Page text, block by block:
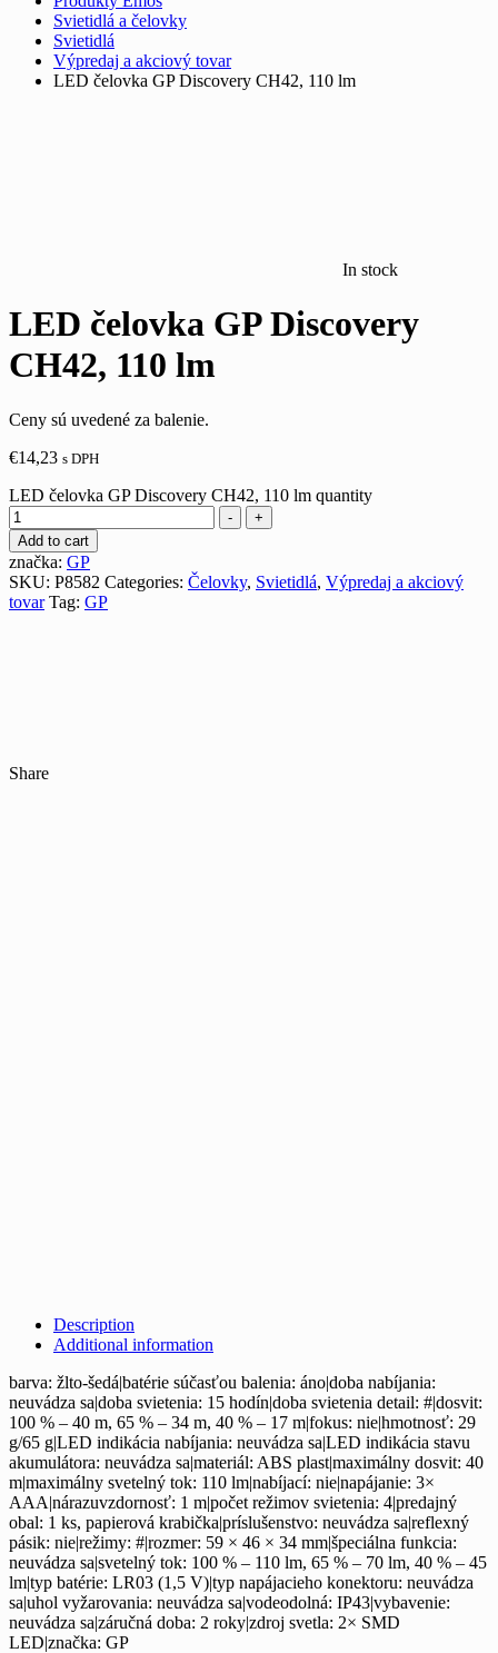
Svietidlá a čelovky
Svietidlá
Výpredaj a akciový tovar
LED čelovka GP Discovery CH42, 110 lm
In stock
LED čelovka GP Discovery
CH42, 110 lm
Ceny sú uvedené za balenie.
€14,23 s DPH
LED čelovka GP Discovery CH42, 110 lm quantity
-
+
Add to cart
značka: GP
SKU: P8582 Categories: Čelovky, Svietidlá, Výpredaj a akciový
tovar Tag: GP
Share
Description
Additional information
barva: žlto-šedá|batérie súčasťou balenia: áno|doba nabíjania:
neuvádza sa|doba svietenia: 15 hodín|doba svietenia detail: #|dosvit:
100 % – 40 m, 65 % – 34 m, 40 % – 17 m|fokus: nie|hmotnosť: 29
g/65 g|LED indikácia nabíjania: neuvádza sa|LED indikácia stavu
akumulátora: neuvádza sa|materiál: ABS plast|maximálny dosvit: 40
m|maximálny svetelný tok: 110 lm|nabíjací: nie|napájanie: 3×
AAA|nárazuvzdornosť: 1 m|počet režimov svietenia: 4|predajný
obal: 1 ks, papierová krabička|príslušenstvo: neuvádza sa|reflexný
pásik: nie|režimy: #|rozmer: 59 × 46 × 34 mm|špeciálna funkcia:
neuvádza sa|svetelný tok: 100 % – 110 lm, 65 % – 70 lm, 40 % – 45
lm|typ batérie: LR03 (1,5 V)|typ napájacieho konektoru: neuvádza
sa|uhol vyžarovania: neuvádza sa|vodeodolná: IP43|vybavenie:
neuvádza sa|záručná doba: 2 roky|zdroj svetla: 2× SMD
LED|značka: GP